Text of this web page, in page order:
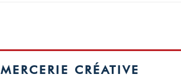
MERCERIE CRÉATIVE